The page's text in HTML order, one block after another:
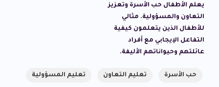
يعلم الأطفال حب الأسرة وتعزيز
التعاون والمسؤولية. مثالي
للأطفال الذين يتعلمون كيفية
التفاعل الإيجابي مع أفراد
عائلتهم وحيواناتهم الأليفة.
حب الأسرة تعليم التعاون تعليم المسؤولية